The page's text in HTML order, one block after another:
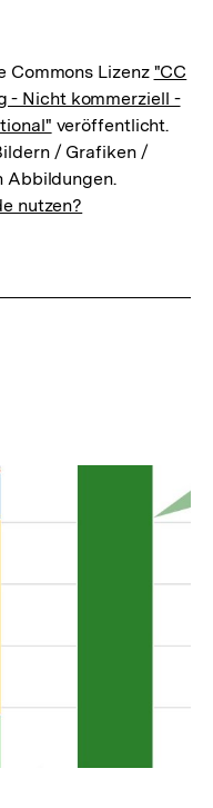
Commons Lizenz "CC
- Nicht kommerziell -
veröffentlicht.
/ Grafiken /
Abbildungen.
nutzen?